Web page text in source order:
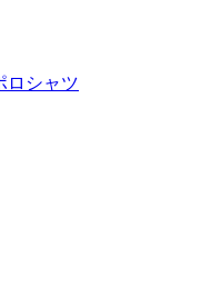
ロシャツ